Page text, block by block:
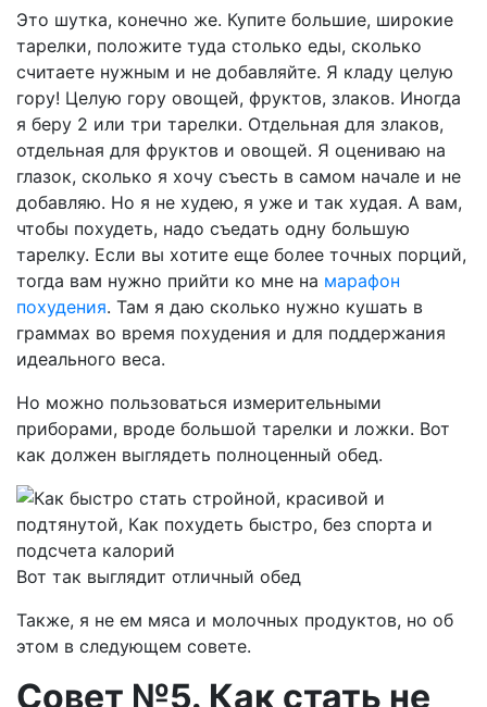
Это шутка, конечно же. Купите большие, широкие
тарелки, положите туда столько еды, сколько
считаете нужным и не добавляйте. Я кладу целую
гору! Целую гору овощей, фруктов, злаков. Иногда
я беру 2 или три тарелки. Отдельная для злаков,
отдельная для фруктов и овощей. Я оцениваю на
глазок, сколько я хочу съесть в самом начале и не
добавляю. Но я не худею, я уже и так худая. А вам,
чтобы похудеть, надо съедать одну большую
тарелку. Если вы хотите еще более точных порций,
тогда вам нужно прийти ко мне на марафон
похудения. Там я даю сколько нужно кушать в
граммах во время похудения и для поддержания
идеального веса.
Но можно пользоваться измерительными
приборами, вроде большой тарелки и ложки. Вот
как должен выглядеть полноценный обед.
Вот так выглядит отличный обед
Также, я не ем мяса и молочных продуктов, но об
этом в следующем совете.
Совет №5. Как стать не